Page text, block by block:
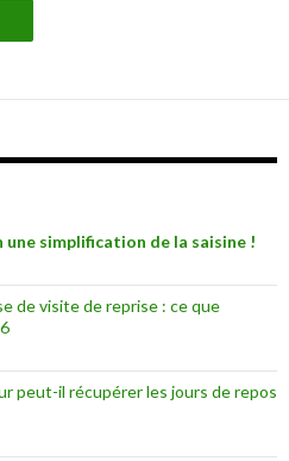
une simplification de la saisine !
de visite de reprise : ce que
peut-il récupérer les jours de repos